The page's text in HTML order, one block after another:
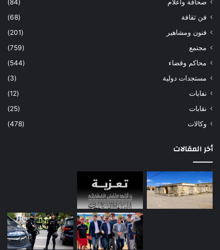
صحافة واعلام
(84)
فن ثقافة
(68)
فنون ومشاهير
(201)
مجتمع
(759)
محاكم وقضاء
(544)
مستجدات دولية
(3)
نفابات
(12)
نقابات
(25)
وكالات
(478)
أخر المقالات